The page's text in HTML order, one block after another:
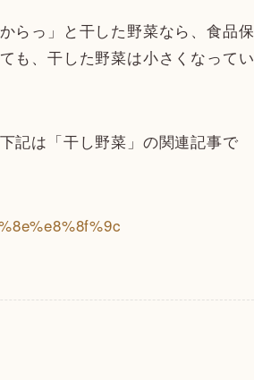
らっ」と干した野菜なら、食品保
も、干した野菜は小さくなってい
記は「干し野菜」の関連記事で